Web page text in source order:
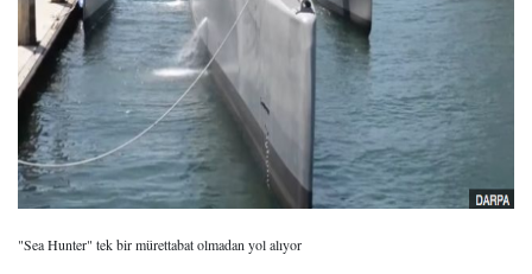
"Sea Hunter" tek bir mürettabat olmadan yol alıyor